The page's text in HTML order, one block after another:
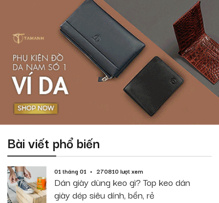
Bài viết phổ biến
01 tháng 01 270810 lượt xem
Dán giày dùng keo gì? Top keo dán
giày dép siêu dính, bền, rẻ